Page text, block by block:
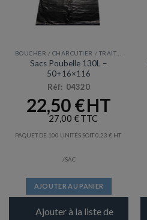
Sacs Poubelle 130L –
50+16×116
Réf: 04320
22,50€
27,00 €
PAQUET DE 100 UNITÉS SOIT0,23 €
/SAC
AJOUTER AU PANIER
Ajouter à la liste de